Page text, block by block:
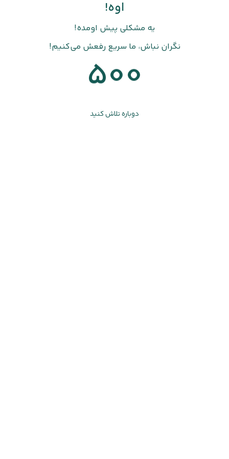
اوه!
یه مشکلی پیش اومده!
نگران نباش، ما سریع رفعش می‌کنیم!
500
دوباره تلاش کنید